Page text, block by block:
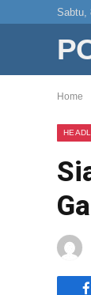
Sabtu,
Home